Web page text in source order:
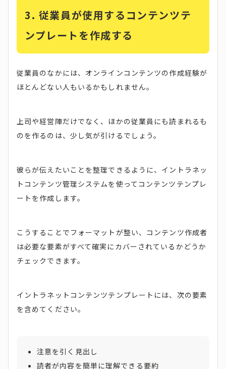
3. 従業員が使用するコンテンツテ
ンプレートを作成する
従業員のなかには、オンラインコンテンツの作成経験が
ほとんどない人もいるかもしれません。
上司や経営陣だけでなく、ほかの従業員にも読まれるも
のを作るのは、少し気が引けるでしょう。
彼らが伝えたいことを整理できるように、イントラネッ
トコンテンツ管理システムを使ってコンテンツテンプレ
ートを作成します。
こうすることでフォーマットが整い、コンテンツ作成者
は必要な要素がすべて確実にカバーされているかどうか
チェックできます。
イントラネットコンテンツテンプレートには、次の要素
を含めてください。
注意を引く見出し
読者が内容を簡単に理解できる要約